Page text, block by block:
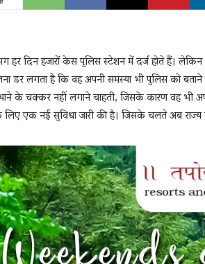
LIVE
दिन हजारों केस पुलिस स्टेशन में दर्ज होते हैं।
डर लगता है कि वह अपनी समस्या भी पुलिस को बताने
थाने के चक्कर नहीं लगाने चाहती, जिसके कारण वह भी
एक नई सुविधा जारी की है। जिसके चलते अब राज्य